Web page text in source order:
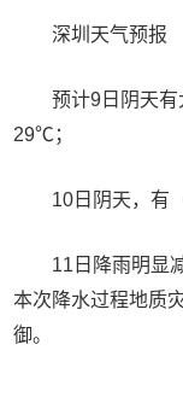
深圳天气预报
预计9日阴天
29℃；
10日阴天，有
11日降雨明显
本次降水过程地质
御。